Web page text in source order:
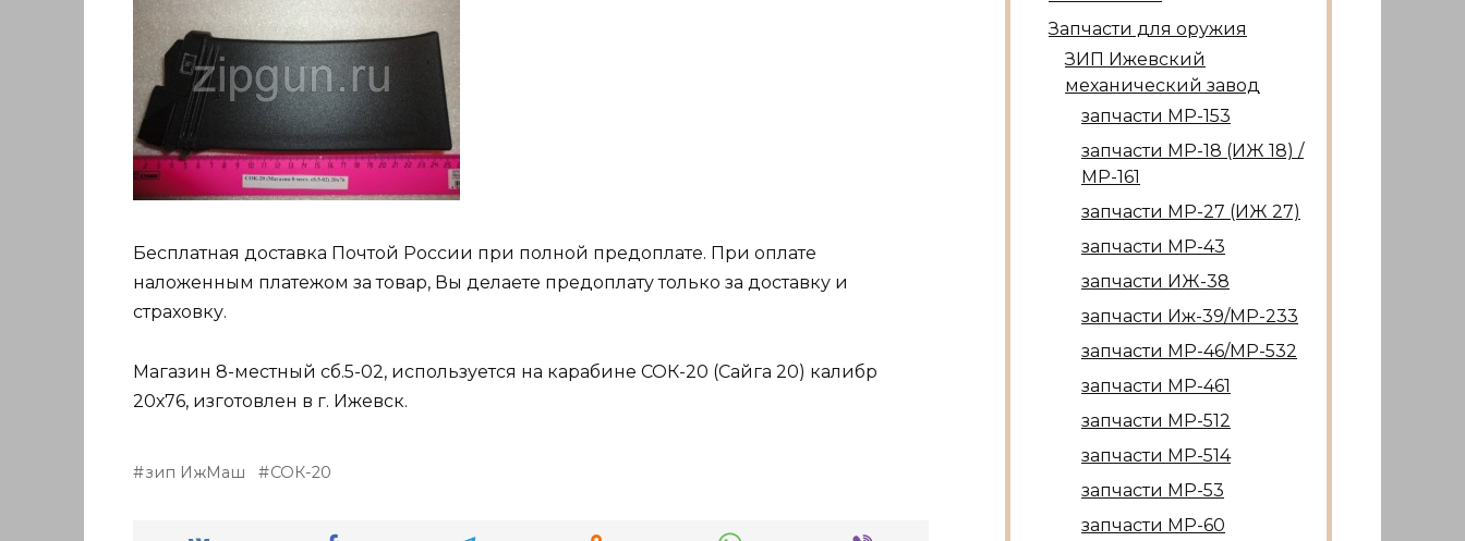
Бесплатная доставка Почтой России при полной предоплате. При оплате
наложенным платежом за товар, Вы делаете предоплату только за доставку и
страховку.
Магазин 8-местный сб.5-02, используется на карабине СОК-20 (Сайга 20) калибр
20х76, изготовлен в г. Ижевск.
зип ИжМаш СОК-20
Запчасти для оружия
ЗИП Ижевский
механический завод
запчасти МР-153
запчасти МР-18 (ИЖ 18) /
МР-161
запчасти МР-27 (ИЖ 27)
запчасти МР-43
запчасти ИЖ-38
запчасти Иж-39/МР-233
запчасти МР-46/МР-532
запчасти МР-461
запчасти МР-512
запчасти МР-514
запчасти МР-53
запчасти МР-60